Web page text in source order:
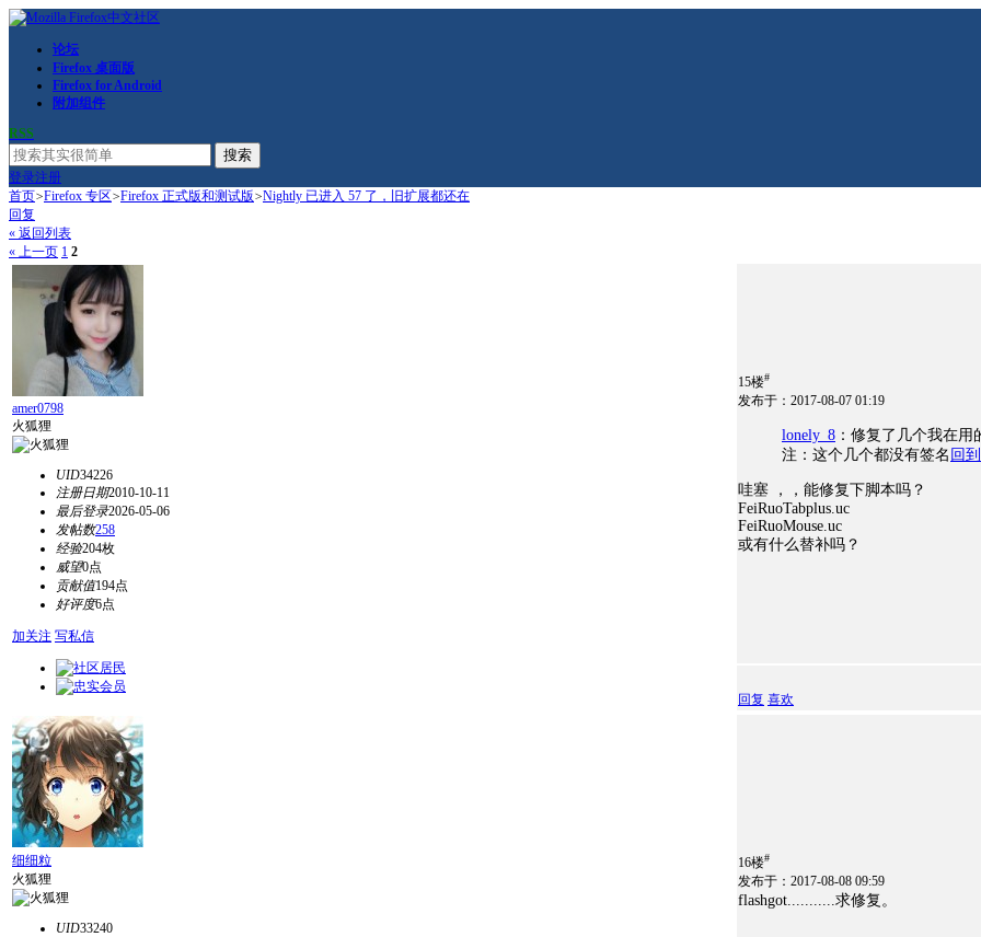
论坛
Firefox 桌面版
Firefox for Android
附加组件
RSS
搜索
登录注册
首页>Firefox 专区>Firefox 正式版和测试版>Nightly 已进入 57 了，旧扩展都还在
回复
« 返回列表
« 上一页 1 2
amer0798
火狐狸
UID34226
注册日期2010-10-11
最后登录2026-05-06
发帖数258
经验204枚
威望0点
贡献值194点
好评度6点
加关注 写私信
15楼#
发布于：2017-08-07 01:19
lonely_8 ：修复了几个我在用
注：这个几个都没有签名 回
哇塞 ，，能修复下脚本吗？
FeiRuoTabplus.uc
FeiRuoMouse.uc
或有什么替补吗？
回复 喜欢
细细粒
火狐狸
UID33240
16楼#
发布于：2017-08-08 09:59
flashgot...........求修复。